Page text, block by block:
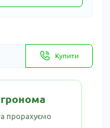
Купити
прорахуємо